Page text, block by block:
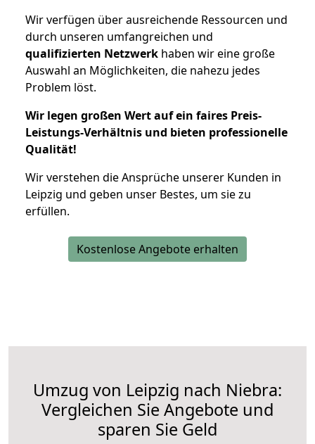
Wir verfügen über ausreichende Ressourcen und
durch unseren umfangreichen und
qualifizierten Netzwerk haben wir eine große
Auswahl an Möglichkeiten, die nahezu jedes
Problem löst.
Wir legen großen Wert auf ein faires Preis-
Leistungs-Verhältnis und bieten professionelle
Qualität!
Wir verstehen die Ansprüche unserer Kunden in
Leipzig und geben unser Bestes, um sie zu
erfüllen.
Kostenlose Angebote erhalten
Umzug von Leipzig nach Niebra:
Vergleichen Sie Angebote und
sparen Sie Geld